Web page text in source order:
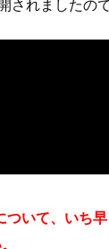
いて、いち